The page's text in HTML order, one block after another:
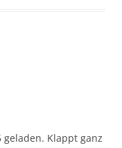
Klappt ganz